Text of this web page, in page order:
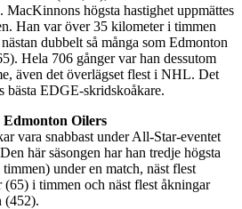
MacKinnons högsta hastighet uppmättes
Han var över 35 kilometer i timmen
dubbelt så många som Edmonton
Hela 706 gånger var han dessutom
även det överlägset flest i NHL. Det
bästa EDGE-skridskoåkare.
Oilers
vara snabbast under All-Star-eventet
här säsongen har han tredje högsta
under en match, näst flest
i timmen och näst flest åkningar
(452).